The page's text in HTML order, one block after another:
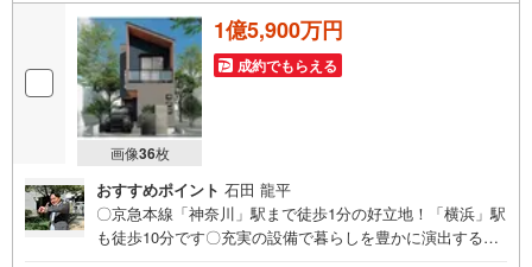
画像36枚
1億5,900万円
成約でもらえる
おすすめポイント 石田 龍平
〇京急本線「神奈川」駅まで徒歩1分の好立地！「横浜」駅
も徒歩10分です〇充実の設備で暮らしを豊かに演出する機